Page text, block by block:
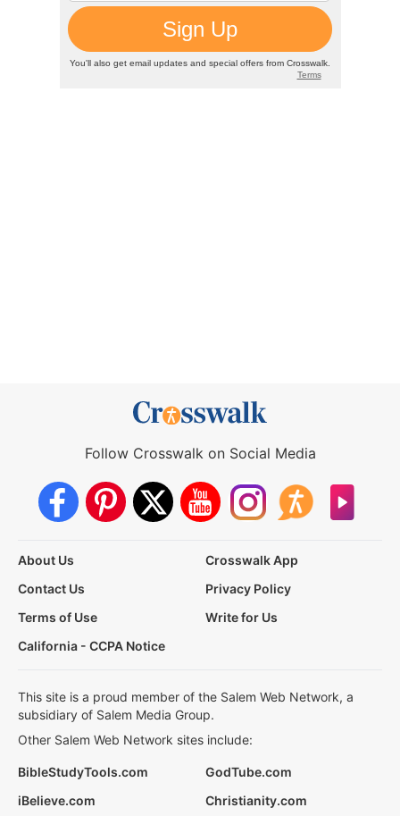
Follow Crosswalk on Social Media
About Us
Crosswalk App
Contact Us
Privacy Policy
Terms of Use
Write for Us
California - CCPA Notice
This site is a proud member of the Salem Web Network, a
subsidiary of Salem Media Group.
Other Salem Web Network sites include:
BibleStudyTools.com
GodTube.com
iBelieve.com
Christianity.com